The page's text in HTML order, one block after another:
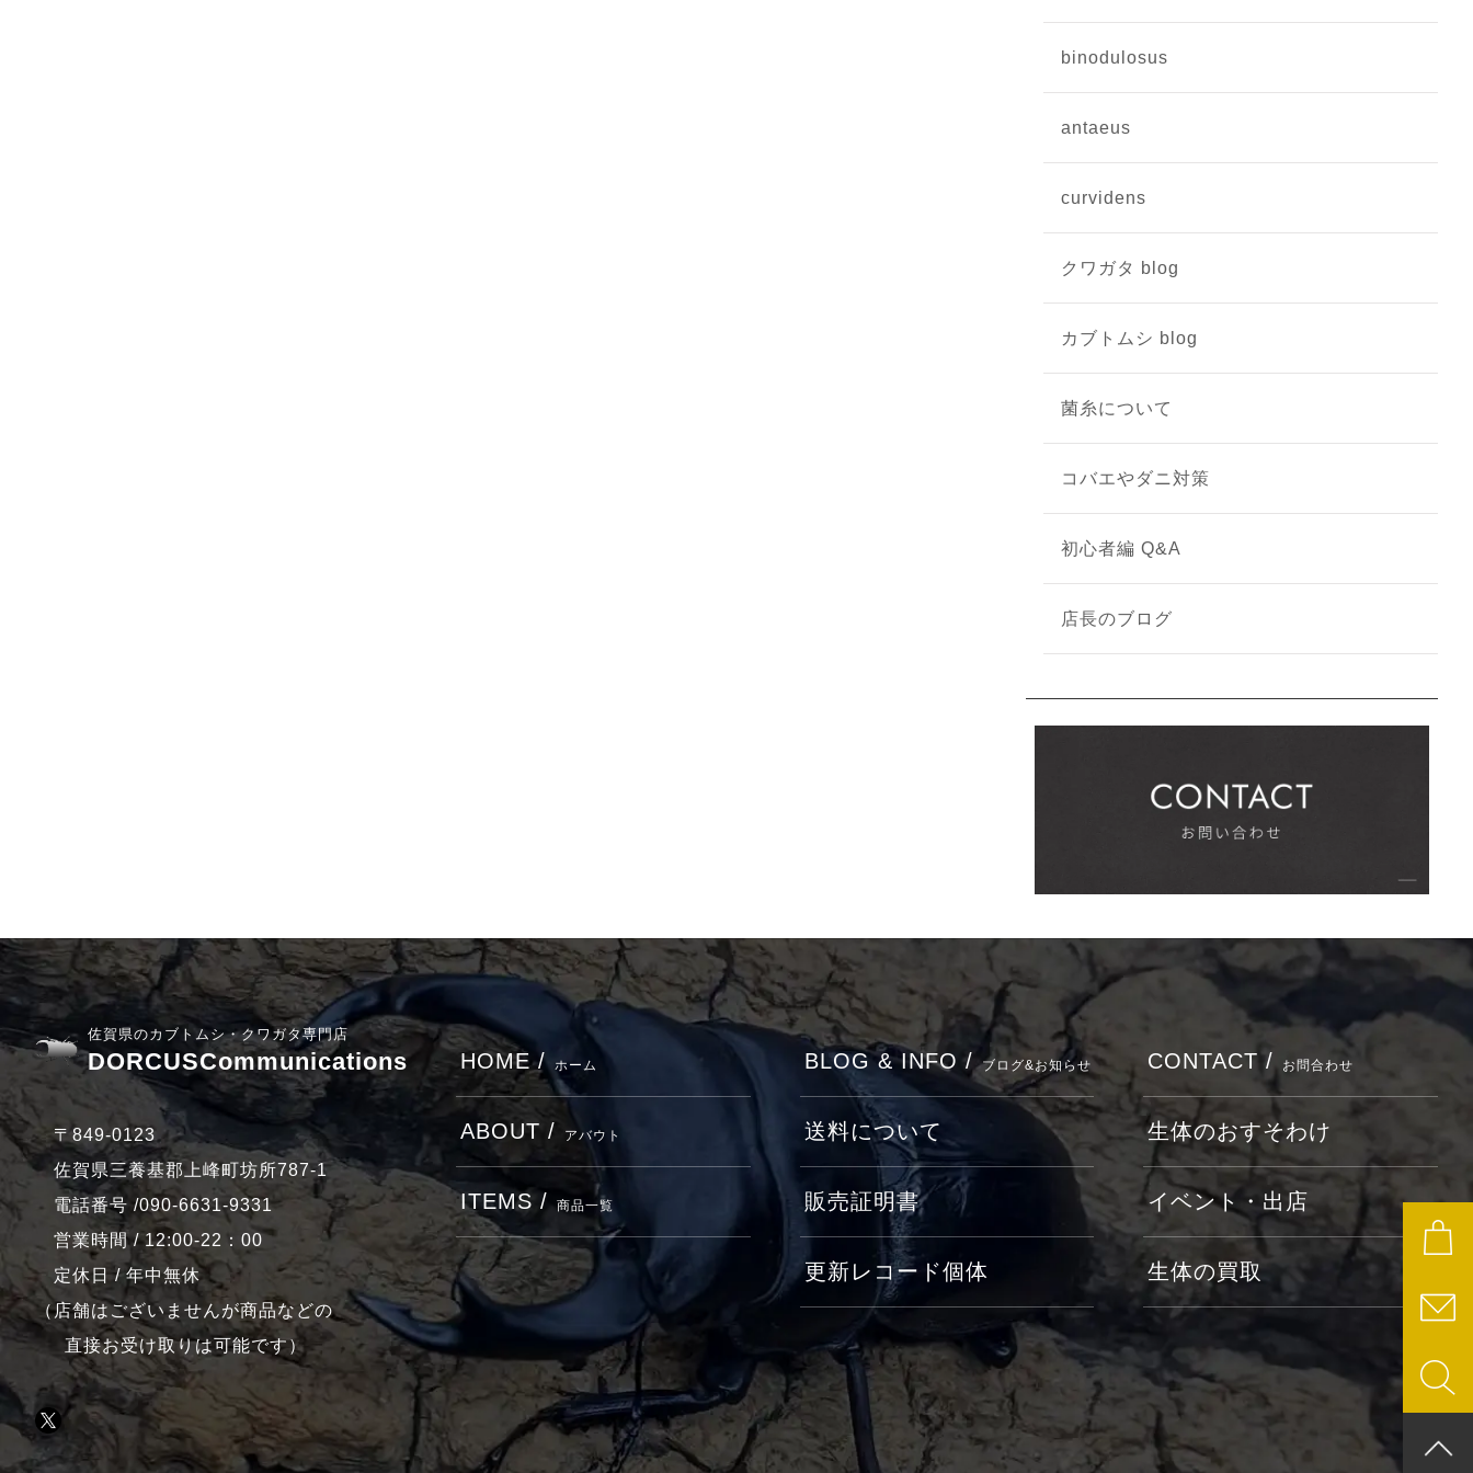
binodulosus
antaeus
curvidens
クワガタ blog
カブトムシ blog
菌糸について
コバエやダニ対策
初心者編 Q&A
店長のブログ
佐賀県のカブトムシ・クワガタ専門店
DORCUSCommunications
〒849-0123
佐賀県三養基郡上峰町坊所787-1
電話番号 /090-6631-9331
営業時間 / 12:00-22：00
定休日 / 年中無休
（店舗はございませんが商品などの
直接お受け取りは可能です）
HOME / ホーム
ABOUT / アバウト
ITEMS / 商品一覧
BLOG & INFO / ブログ&お知らせ
送料について
販売証明書
更新レコード個体
CONTACT / お問合わせ
生体のおすそわけ
イベント・出店
生体の買取